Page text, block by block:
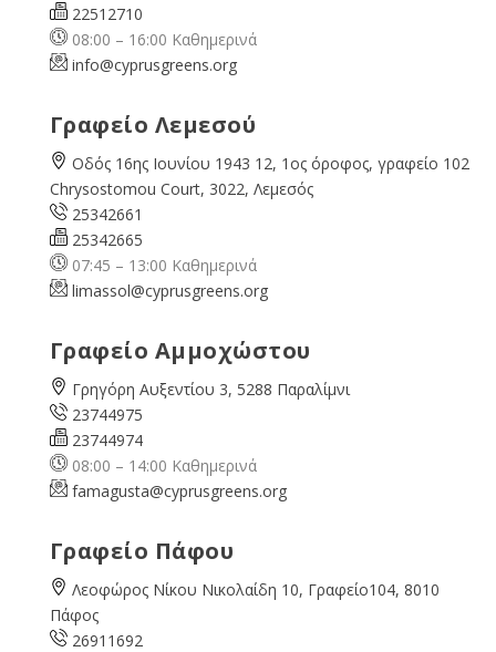
22512710
08:00 – 16:00 Καθημερινά
info@cyprusgreens.org
Γραφείο Λεμεσού
Οδός 16ης Ιουνίου 1943 12, 1ος όροφος, γραφείο 102
Chrysostomou Court, 3022, Λεμεσός
25342661
25342665
07:45 – 13:00 Καθημερινά
limassol@cyprusgreens.org
Γραφείο Αμμοχώστου
Γρηγόρη Αυξεντίου 3, 5288 Παραλίμνι
23744975
23744974
08:00 – 14:00 Καθημερινά
famagusta@cyprusgreens.org
Γραφείο Πάφου
Λεοφώρος Νίκου Νικολαίδη 10, Γραφείο104, 8010
Πάφος
26911692